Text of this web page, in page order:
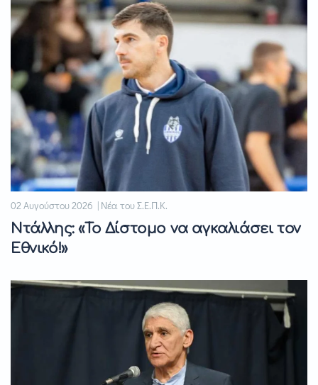
02 Αυγούστου 2026 | Νέα του Σ.Ε.Π.Κ.
Ντάλλης: «Το Δίστομο να αγκαλιάσει τον
Εθνικό!»